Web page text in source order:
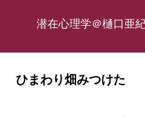
潜在心理学＠樋口亜
ひまわり畑みつけた